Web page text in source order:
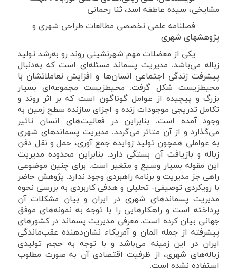
مشایخی، سیده عاطفه اسد، ثنا رحمانی
فصلنامه علمی تخصصی مطالعات طراحی شهری و
پژوهشهای شهری
یکی از معضلات مهم شهرنشینی روند رو به‌رشد تولید
زباله می‌باشد. مدیریت پسماند مسئله‌ای است که به‌دنبال
پیشرفت زندگی اجتماعی انسان‌ها و افزایش تعاملاتشان با
محیطزیست شکل گرفت. محیطزیست مجموعه‌ای بسیار
بزرگ و پیچیده از عوامل گوناگون است که بر اثر روند و
تکامل تدریجی موجودات زنده و اجزای سازنده سطح زمین به
وجود آمده است. بنابراین در فعالیت‌های انسان تاثیر
می‌گذارد و از آن متاثر می‌گردد. مدیریت پسماندهای شهری
به عواملی همچون تولید زوایده جمع آوری، حمل و نقل دفن
زباله و بازیافت آن بستگی دارد. بنابراین محدوده مدیریت
این مقوله بسیار وسیع و متغیر است. برای چنین موضوعی
راهی جز مدیریت و برنامه راهبردی وجود ندارد. پژوهش حاضر
با رویکردی توصیفی- تحلیلی و هدفی کاربردی به بررسی نحوه
مدیریت پسماندهای شهری در ایران و بیان مشکلات آن
پرداخته است و راهکارهایی را با توجه به نمونه‌های موفق
جهانی بیان کرده است. معرفی مدیریت پسماند در کشورهای
پیشرفته از جمله المان و آمریکاء نشان‌دهنده عقب‌ماندگی
ایران در این زمینه می‌باشد و با توجه به حجم تولیدی
زباله‌های شهری، از ظرفیت اقتصادی آن به صورت مطلوب
استفاده نشده است.